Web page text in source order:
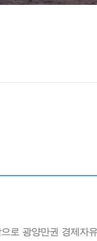
로 광양만권 경제자